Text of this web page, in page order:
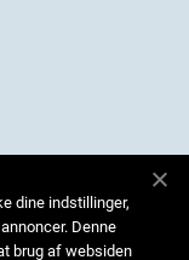
dine indstillinger,
Denne
brug af websiden